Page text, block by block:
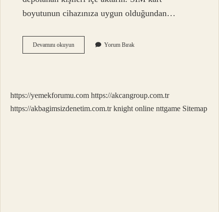
boyutunun cihazınıza uygun olduğundan…
Devamını okuyunTelefon
Rehberi
Yorum Bırak
https://yemekforumu.com https://akcangroup.com.tr
https://akbagimsizdenetim.com.tr knight online nttgame Sitemap